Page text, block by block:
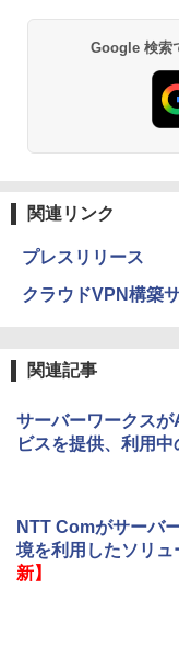
Google 検索
関連リンク
プレスリリース
クラウドVPN構築
関連記事
サーバーワークス
ビスを提供、利用
NTT Comがサーバ
境を利用したソリ
新】